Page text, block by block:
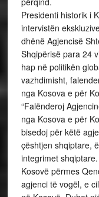
Presidenti historik i
intervistën
dhënë Agjencisë
Shqipërisë para 24
hap në politikën
vazhdimisht,
nga Kosova e për
“Falënderoj
nga Kosova e për
bisedoj për këtë
çështjen shqiptare,
integrimet
Kosovë përmes
agjenci të vogël, e